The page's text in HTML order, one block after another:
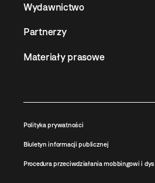
Wydawnictwo
Partnerzy
Materiały prasowe
Polityka prywatności
Biuletyn informacji publicznej
Procedura przeciwdziałania mobbingowi i